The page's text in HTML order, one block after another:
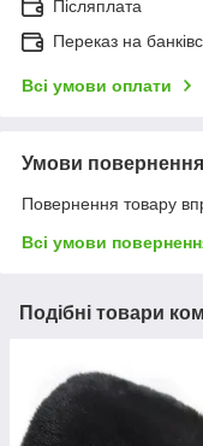
Післяплата
Переказ на
Всі умови оплати
Умови повернення
Повернення товару
Всі умови
Подібні товари